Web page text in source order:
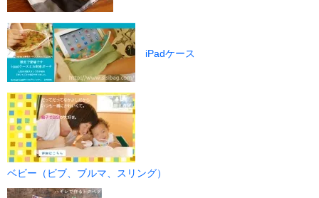
iPadケース
ベビー（ビブ、ブルマ、スリング）